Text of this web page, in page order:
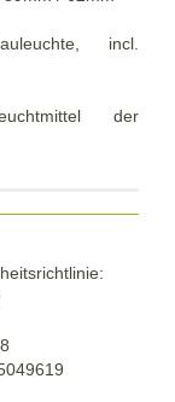
incl.
der